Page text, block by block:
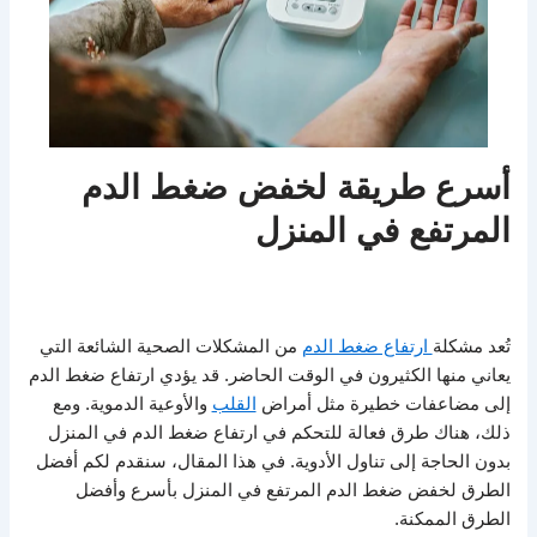
أسرع طريقة لخفض ضغط الدم
المرتفع في المنزل
تُعد مشكلة ارتفاع ضغط الدم من المشكلات الصحية الشائعة التي
يعاني منها الكثيرون في الوقت الحاضر. قد يؤدي ارتفاع ضغط الدم
إلى مضاعفات خطيرة مثل أمراض القلب والأوعية الدموية. ومع
ذلك، هناك طرق فعالة للتحكم في ارتفاع ضغط الدم في المنزل
بدون الحاجة إلى تناول الأدوية. في هذا المقال، سنقدم لكم أفضل
الطرق لخفض ضغط الدم المرتفع في المنزل بأسرع وأفضل
الطرق الممكنة.